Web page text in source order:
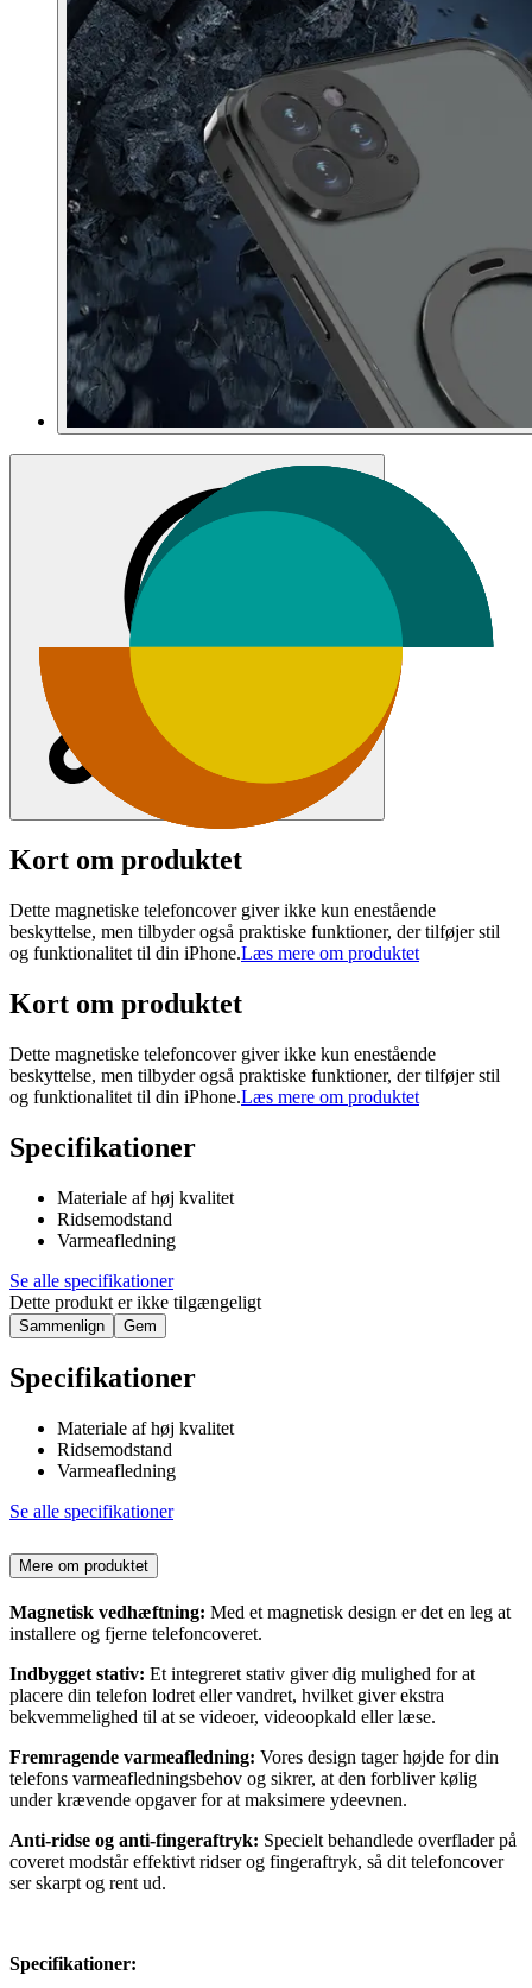
Kort om produktet
Dette magnetiske telefoncover giver ikke kun enestående
beskyttelse, men tilbyder også praktiske funktioner, der tilføjer stil
og funktionalitet til din iPhone.Læs mere om produktet
Kort om produktet
Dette magnetiske telefoncover giver ikke kun enestående
beskyttelse, men tilbyder også praktiske funktioner, der tilføjer stil
og funktionalitet til din iPhone.Læs mere om produktet
Specifikationer
Materiale af høj kvalitet
Ridsemodstand
Varmeafledning
Se alle specifikationer
Dette produkt er ikke tilgængeligt
Sammenlign Gem
Specifikationer
Materiale af høj kvalitet
Ridsemodstand
Varmeafledning
Se alle specifikationer
Mere om produktet
Magnetisk vedhæftning: Med et magnetisk design er det en leg at
installere og fjerne telefoncoveret.
Indbygget stativ: Et integreret stativ giver dig mulighed for at
placere din telefon lodret eller vandret, hvilket giver ekstra
bekvemmelighed til at se videoer, videoopkald eller læse.
Fremragende varmeafledning: Vores design tager højde for din
telefons varmeafledningsbehov og sikrer, at den forbliver kølig
under krævende opgaver for at maksimere ydeevnen.
Anti-ridse og anti-fingeraftryk: Specielt behandlede overflader på
coveret modstår effektivt ridser og fingeraftryk, så dit telefoncover
ser skarpt og rent ud.
Specifikationer: